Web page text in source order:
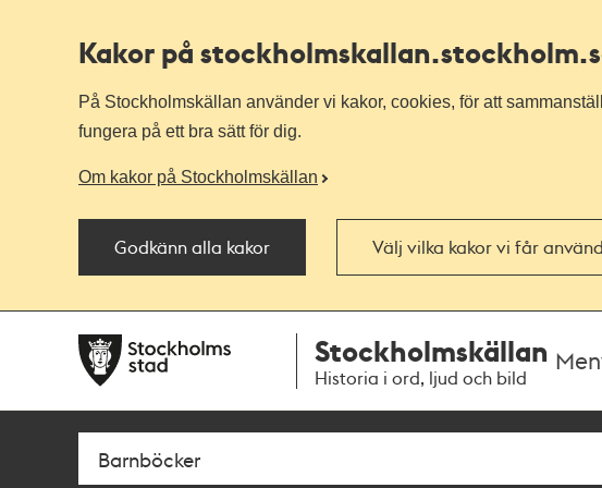
Kakor på stockholmskallan
På Stockholmskällan använder vi kakor, cookies, för att
fungera på ett bra sätt för dig.
Om kakor på Stockholmskällan
Godkänn alla kakor Välj vilka kakor vi får
navigationen
huvudinnehållet
Stockholmskällan
Historia i ord, ljud och bild
Sök